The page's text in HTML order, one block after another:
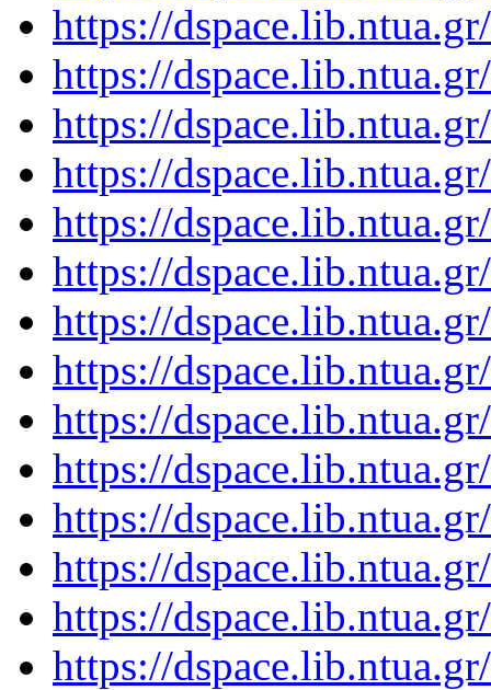
https://
https://
https://
https://
https://
https://
https://
https://
https://
https://
https://
https://
https://
https://